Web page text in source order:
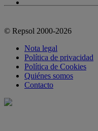
© Repsol 2000-2026
Nota legal
Política de privacidad
Política de Cookies
Quiénes somos
Contacto